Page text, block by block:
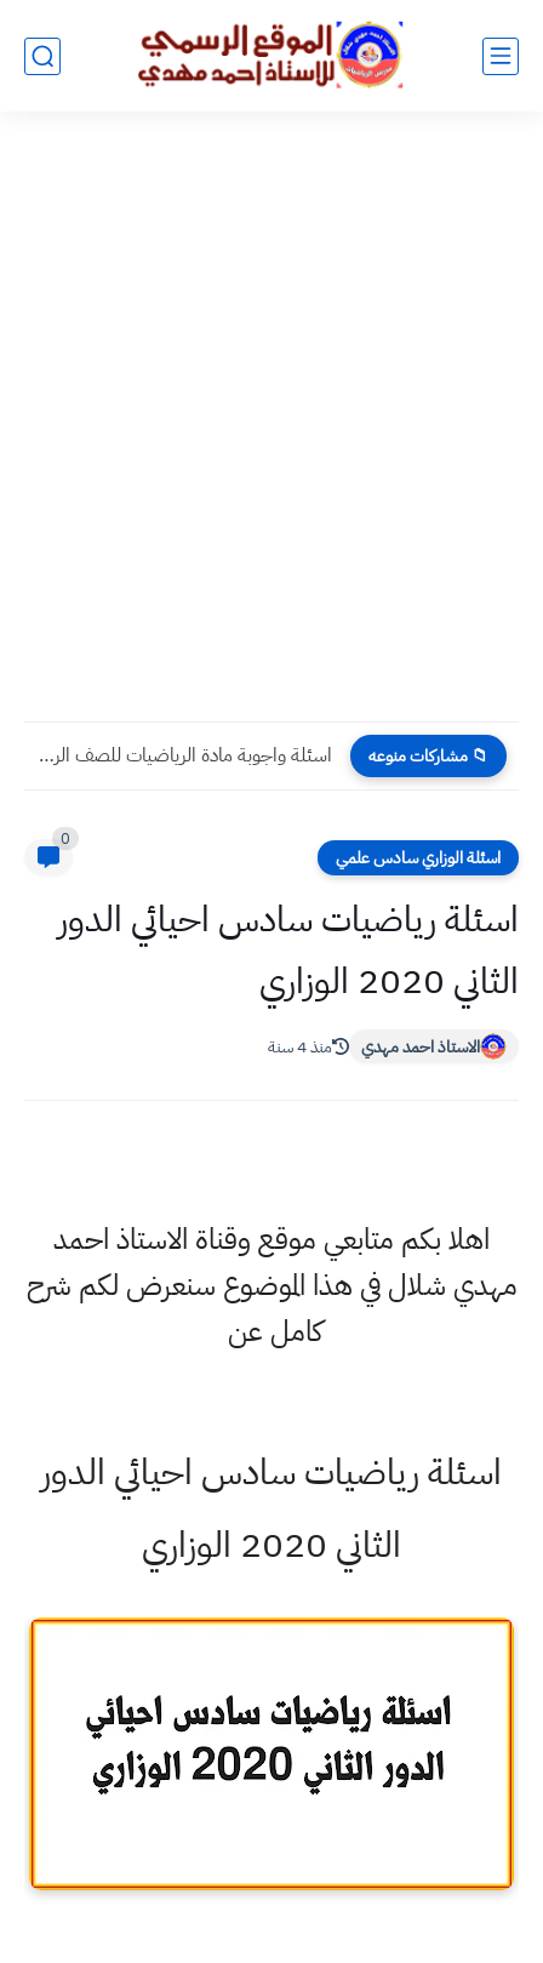
📁 مشاركات منوعه اسئلة واجوبة مادة الرياضيات للصف الرابع الادبي الاسبوع الثالث للعام...
اسئلة الوزاري سادس علمي
0
اسئلة رياضيات سادس احيائي الدور
الثاني 2020 الوزاري
الاستاذ احمد مهدي منذ 4 سنة
اهلا بكم متابعي موقع وقناة الاستاذ احمد
مهدي شلال في هذا الموضوع سنعرض لكم شرح
كامل عن
اسئلة رياضيات سادس احيائي الدور
الثاني 2020 الوزاري